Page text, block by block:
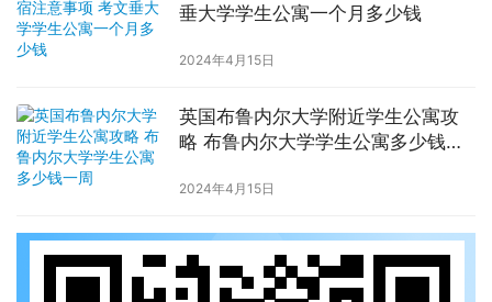
垂大学学生公寓一个月多少钱
2024年4月15日
英国布鲁内尔大学附近学生公寓攻
略 布鲁内尔大学学生公寓多少钱一
2024年4月15日